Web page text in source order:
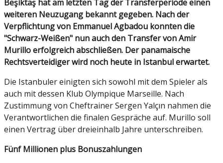
Beşiktaş hat am letzten Tag der Transferperiode einen
weiteren Neuzugang bekannt gegeben. Nach der
Verpflichtung von Emmanuel Agbadou konnten die
"Schwarz-Weißen" nun auch den Transfer von Amir
Murillo erfolgreich abschließen. Der panamaische
Rechtsverteidiger wird noch heute in Istanbul erwartet.
Die Istanbuler einigten sich sowohl mit dem Spieler als
auch mit dessen Klub Olympique Marseille. Nach
Zustimmung von Cheftrainer Sergen Yalçın nahmen die
Verantwortlichen die finalen Gespräche auf. Murillo soll
einen Vertrag über dreieinhalb Jahre unterschreiben.
Fünf Millionen plus Bonuszahlungen